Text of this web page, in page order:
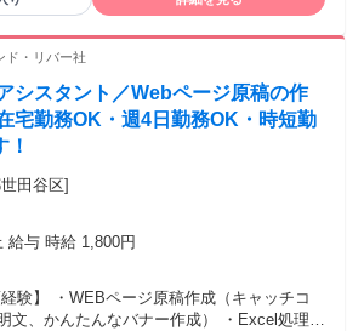
進められます。 ■スキルの幅：API連携やセ
す。 ■手応え：自分の分析一つで数千万人
ド・リバー社
シスタント／Webページ原稿の作
宅勤務OK・週4日勤務OK・時短勤
田谷区]
給与 時給 1,800円
験】 ・WEBページ原稿作成（キャッチコ
文、かんたんなバナー作成） ・Excel処理業